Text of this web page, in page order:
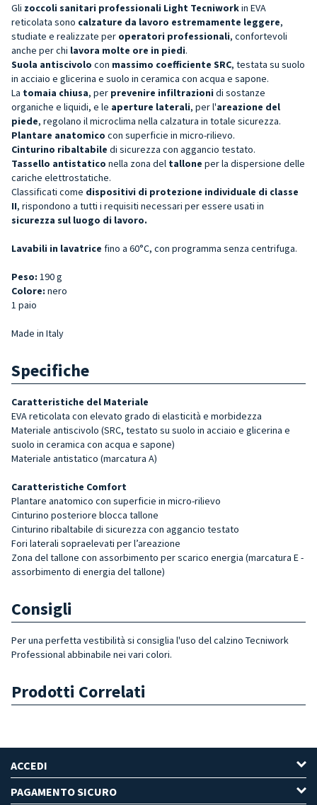
Gli zoccoli sanitari professionali Light Tecniworkin EVA
reticolata sono calzature da lavoro estremamente leggere,
studiate e realizzate per operatori professionali, confortevoli
anche per chi lavora molte ore in piedi.
Suola antiscivolo con massimo coefficiente SRC, testata su suolo
in acciaio e glicerina e suolo in ceramica con acqua e sapone.
La tomaia chiusa, per prevenire infiltrazioni di sostanze
organiche e liquidi, e le aperture laterali, per l'areazione del
piede, regolano il microclima nella calzatura in totale sicurezza.
Plantare anatomico con superficie in micro-rilievo.
Cinturino ribaltabile di sicurezza con aggancio testato.
Tassello antistatico nella zona del tallone per la dispersione delle
cariche elettrostatiche.
Classificati come dispositivi di protezione individuale di classe
II, rispondono a tutti i requisiti necessari per essere usati in
sicurezza sul luogo di lavoro.
Lavabili in lavatrice fino a 60°C, con programma senza centrifuga.
Peso: 190 g
Colore: nero
1 paio
Made in Italy
Specifiche
Caratteristiche del Materiale
EVA reticolata con elevato grado di elasticità e morbidezza
Materiale antiscivolo (SRC, testato su suolo in acciaio e glicerina e
suolo in ceramica con acqua e sapone)
Materiale antistatico (marcatura A)
Caratteristiche Comfort
Plantare anatomico con superficie in micro-rilievo
Cinturino posteriore blocca tallone
Cinturino ribaltabile di sicurezza con aggancio testato
Fori laterali sopraelevati per l’areazione
Zona del tallone con assorbimento per scarico energia (marcatura E -
assorbimento di energia del tallone)
Consigli
Per una perfetta vestibilità si consiglia l'uso del calzino Tecniwork
Professional abbinabile nei vari colori.
Prodotti Correlati
ACCEDI
PAGAMENTO SICURO